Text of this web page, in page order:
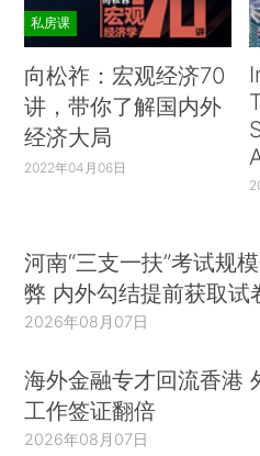
私房课
向松祚：宏观经济70
讲，带你了解国内外
经济大局
2022年04月06日
河南“三支一扶”考试规
弊 内外勾结提前获取试
2026年08月07日
海外金融专才回流香港
工作签证翻倍
2026年08月07日